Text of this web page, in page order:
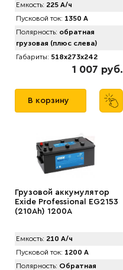
Емкость: 225 А/ч
Пусковой ток: 1350 А
Полярность: обратная
грузовая (плюс слева)
Габариты: 518x273x242
1 007 руб.
В корзину
Грузовой аккумулятор
Exide Professional EG2153
(210Ah) 1200A
Емкость: 210 А/ч
Пусковой ток: 1200 А
Полярность: Обратная